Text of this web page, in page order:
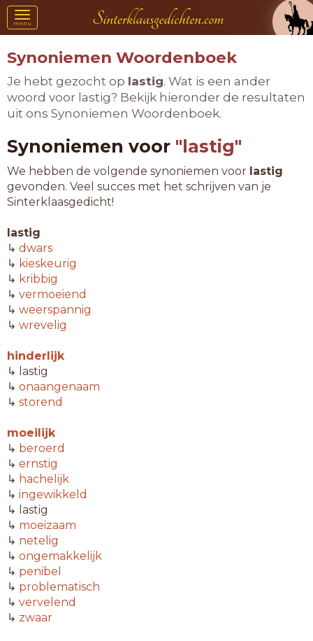
Toggle
navigation
menu
Synoniemen Woordenboek
Je hebt gezocht op lastig. Wat is een ander
woord voor lastig? Bekijk hieronder de resultaten
uit ons Synoniemen Woordenboek.
Synoniemen voor "lastig"
We hebben de volgende synoniemen voor lastig
gevonden. Veel succes met het schrijven van je
Sinterklaasgedicht!
lastig
↳ dwars
↳ kieskeurig
↳ kribbig
↳ vermoeiend
↳ weerspannig
↳ wrevelig
hinderlijk
↳ lastig
↳ onaangenaam
↳ storend
moeilijk
↳ beroerd
↳ ernstig
↳ hachelijk
↳ ingewikkeld
↳ lastig
↳ moeizaam
↳ netelig
↳ ongemakkelijk
↳ penibel
↳ problematisch
↳ vervelend
↳ zwaar